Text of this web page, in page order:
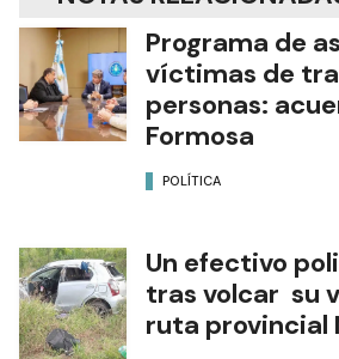
Programa de
víctimas de
personas:
Formosa
POLÍTICA
Un efectivo
tras volcar su
ruta provincial